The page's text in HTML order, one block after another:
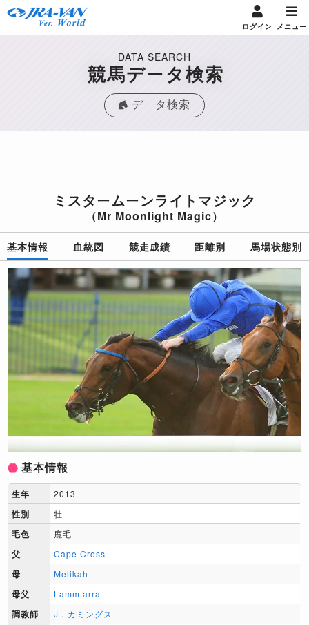
ログイン メニュー
DATA SEARCH
競馬データ検索
データ検索
ミスタームーンライトマジック
（Mr Moonlight Magic）
基本情報 血統図 競走成績 距離別 馬場状態別
基本情報
生年 2013
性別 牡
毛色 鹿毛
父 Cape Cross
母 Melikah
母父 Lammtarra
調教師 J．カミングス